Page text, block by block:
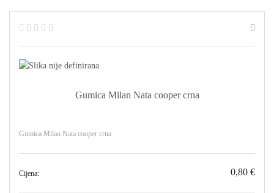
Gumica Milan Nata cooper crna
Gumica Milan Nata cooper crna
Cijena: 0,80 €